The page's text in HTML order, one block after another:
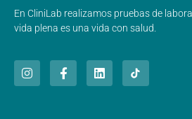
En CliniLab realizamos pruebas de
vida plena es una vida con salud.